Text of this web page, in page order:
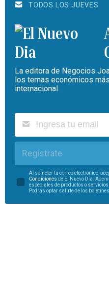
TODOS LOS JUEVES
La editora de Negocios
los temas económicos
internacional.
Regístrate
Al someter tu correo electrónico,
Condiciones de El Nuevo Día.
especiales de productos o
Podrás optar salirte de los